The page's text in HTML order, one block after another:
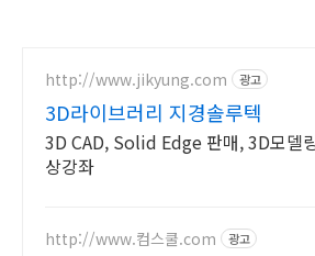
http://www.jikyung.com 광고
3D라이브러리 지경솔루텍
3D CAD, Solid Edge 판매, 3D모델
상강좌
http://www.컴스쿨.com 광고